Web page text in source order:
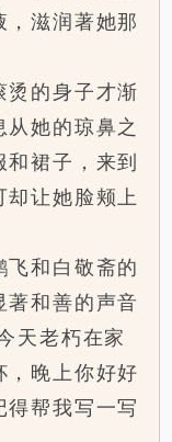
，滋润著她那
的身子才渐
她的琼鼻之
裙子，来到
却让她脸颊上
和白敬斋的
著和善的声音
天老朽在家
，晚上你好好
得帮我写一写